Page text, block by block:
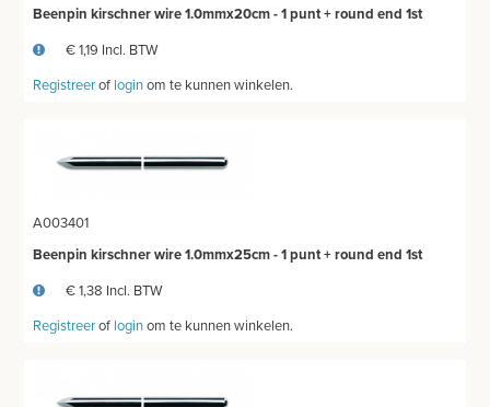
PRODUCT NIET GEVONDEN?
Beenpin kirschner wire 1.0mmx20cm - 1 punt + round end 1st
€ 1,19 Incl. BTW
Registreerof loginom te kunnen winkelen.
A003401
Beenpin kirschner wire 1.0mmx25cm - 1 punt + round end 1st
€ 1,38 Incl. BTW
Registreerof loginom te kunnen winkelen.